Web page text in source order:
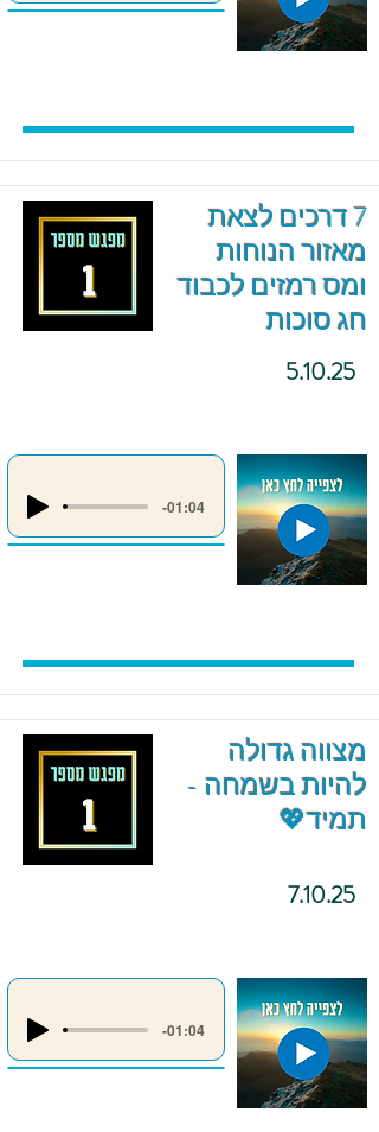
7 דרכים לצאת
מאזור הנוחות
ומס רמזים לכבוד
חג סוכות
5.10.25
-01:04
מצווה גדולה
להיות בשמחה -
תמיד💖
7.10.25
-01:04